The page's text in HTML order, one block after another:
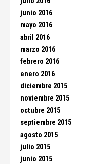
junio 2016
mayo 2016
abril 2016
marzo 2016
febrero 2016
enero 2016
diciembre 2015
noviembre 2015
octubre 2015
septiembre 2015
agosto 2015
julio 2015
junio 2015